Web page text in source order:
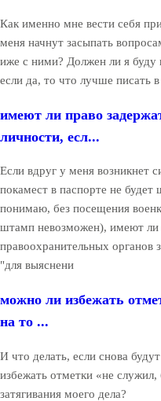
Как именно мне вести себя
меня начнут засыпать
иже с ними? Должен ли я буду
если да, то что лучше писать
имеют ли право
личности, есл...
Если вдруг у меня возникнет
покамест в паспорте не
понимаю, без посещения
штамп невозможен), имеют ли
правоохранительных органов
"для выяснени
можно ли избежать
на то ...
И что делать, если снова
избежать отметки «не служил,
затягивания моего дела?